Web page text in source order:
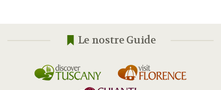
Le nostre Guide